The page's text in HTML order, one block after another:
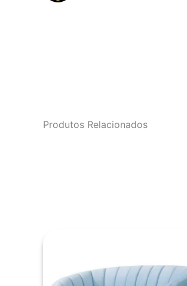
Produtos Relacionados